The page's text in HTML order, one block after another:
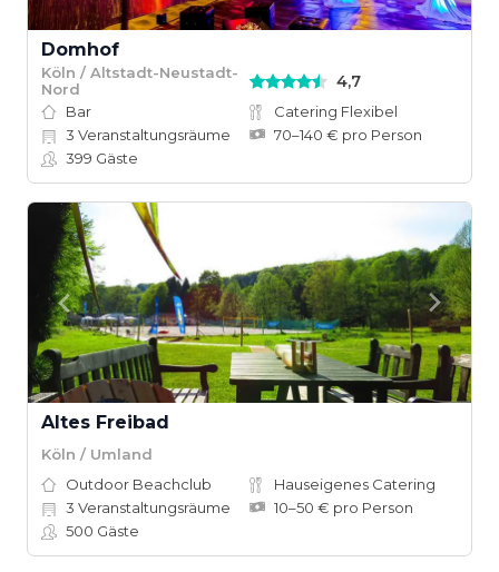
Domhof
Köln / Altstadt-Neustadt-
Nord
4,7
Bar
Catering Flexibel
3 Veranstaltungsräume
70–140 € pro Person
399 Gäste
Altes Freibad
Köln / Umland
Outdoor Beachclub
Hauseigenes Catering
3 Veranstaltungsräume
10–50 € pro Person
500 Gäste